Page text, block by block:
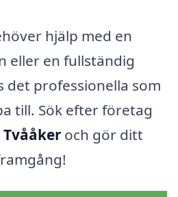
hjälp med en
eller en fullständig
det professionella som
till. Sök efter företag
och gör ditt